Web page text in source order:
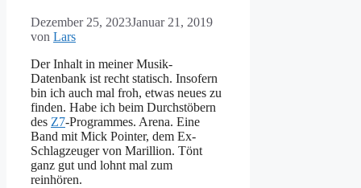
Dezember 25, 2023Januar 21, 2019
von Lars
Der Inhalt in meiner Musik-
Datenbank ist recht statisch. Insofern
bin ich auch mal froh, etwas neues zu
finden. Habe ich beim Durchstöbern
des Z7-Programmes. Arena. Eine
Band mit Mick Pointer, dem Ex-
Schlagzeuger von Marillion. Tönt
ganz gut und lohnt mal zum
reinhören.